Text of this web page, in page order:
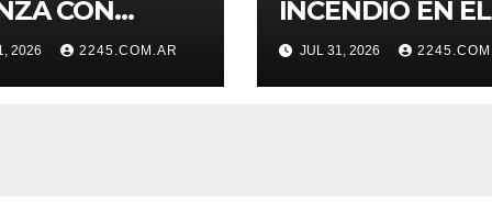
CON
EN EL
HÍDRICO
2026 2245.COM.AR
INCENDIO EN EL
COMEDOR DE
VIVIENDA FUE
CONTROLADO
JUL 31, 2026